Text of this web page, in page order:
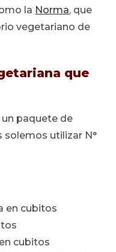
la Norma, que
vegetariano de
que
paquete de
solemos utilizar N°
en cubitos
cubitos